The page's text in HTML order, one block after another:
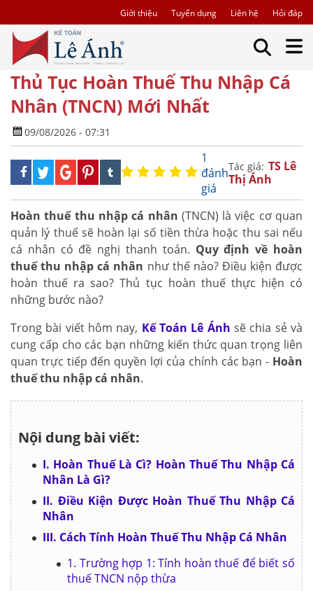
Giới thiệu Tuyển dụng Liên hệ Hỏi đáp
Thủ Tục Hoàn Thuế Thu Nhập Cá
Nhân (TNCN) Mới Nhất
09/08/2026 - 07:31
1
đánh
giá
Tác giả: TS Lê
Thị Ánh
Hoàn thuế thu nhập cá nhân (TNCN) là việc cơ quan
quản lý thuế sẽ hoàn lại số tiền thừa hoặc thu sai nếu
cá nhân có đề nghị thanh toán. Quy định về hoàn
thuế thu nhập cá nhân như thế nào? Điều kiện được
hoàn thuế ra sao? Thủ tục hoàn thuế thực hiện có
những bước nào?
Trong bài viết hôm nay, Kế Toán Lê Ánh sẽ chia sẻ và
cung cấp cho các bạn những kiến thức quan trọng liên
quan trực tiếp đến quyền lợi của chính các bạn - Hoàn
thuế thu nhập cá nhân.
Nội dung bài viết:
I. Hoàn Thuế Là Cì? Hoàn Thuế Thu Nhập Cá
Nhân Là Gì?
II. Điều Kiện Được Hoàn Thuế Thu Nhập Cá
Nhân
III. Cách Tính Hoàn Thuế Thu Nhập Cá Nhân
1. Trường hợp 1: Tính hoàn thuế để biết số
thuế TNCN nộp thừa